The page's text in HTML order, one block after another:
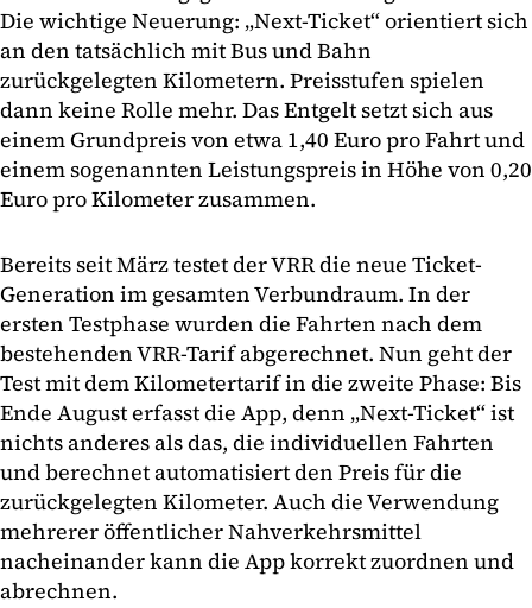
Die wichtige Neuerung: „Next-Ticket“ orientiert sich
an den tatsächlich mit Bus und Bahn
zurückgelegten Kilometern. Preisstufen spielen
dann keine Rolle mehr. Das Entgelt setzt sich aus
einem Grundpreis von etwa 1,40 Euro pro Fahrt und
einem sogenannten Leistungspreis in Höhe von 0,20
Euro pro Kilometer zusammen.
Bereits seit März testet der VRR die neue Ticket-
Generation im gesamten Verbundraum. In der
ersten Testphase wurden die Fahrten nach dem
bestehenden VRR-Tarif abgerechnet. Nun geht der
Test mit dem Kilometertarif in die zweite Phase: Bis
Ende August erfasst die App, denn „Next-Ticket“ ist
nichts anderes als das, die individuellen Fahrten
und berechnet automatisiert den Preis für die
zurückgelegten Kilometer. Auch die Verwendung
mehrerer öffentlicher Nahverkehrsmittel
nacheinander kann die App korrekt zuordnen und
abrechnen.